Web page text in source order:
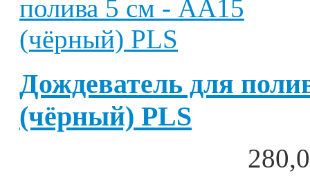
Дождеватель для
(чёрный) PLS